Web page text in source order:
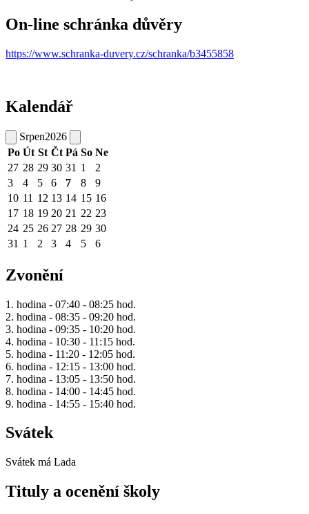
On-line schránka důvěry
https://www.schranka-duvery.cz/schranka/b3455858
Kalendář
Srpen2026
Po Út St Čt Pá So Ne
27 28 29 30 31 1
2
3
4 5 6 7 8
9
10 11 12 13 14 15 16
17 18 19 20 21 22 23
24 25 26 27 28 29 30
31 1 2 3 4 5 6
Zvonění
1. hodina - 07:40 - 08:25 hod.
2. hodina - 08:35 - 09:20 hod.
3. hodina - 09:35 - 10:20 hod.
4. hodina - 10:30 - 11:15 hod.
5. hodina - 11:20 - 12:05 hod.
6. hodina - 12:15 - 13:00 hod.
7. hodina - 13:05 - 13:50 hod.
8. hodina - 14:00 - 14:45 hod.
9. hodina - 14:55 - 15:40 hod.
Svátek
Svátek má Lada
Tituly a ocenění školy